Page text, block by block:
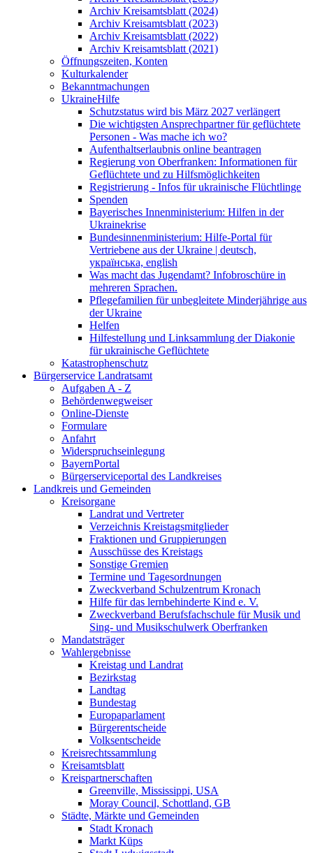
Archiv Kreisamtsblatt (2024)
Archiv Kreisamtsblatt (2023)
Archiv Kreisamtsblatt (2022)
Archiv Kreisamtsblatt (2021)
Öffnungszeiten, Konten
Kulturkalender
Bekanntmachungen
UkraineHilfe
Schutzstatus wird bis März 2027 verlängert
Die wichtigsten Ansprechpartner für geflüchtete
Personen - Was mache ich wo?
Aufenthaltserlaubnis online beantragen
Regierung von Oberfranken: Informationen für
Geflüchtete und zu Hilfsmöglichkeiten
Registrierung - Infos für ukrainische Flüchtlinge
Spenden
Bayerisches Innenministerium: Hilfen in der
Ukrainekrise
Bundesinnenministerium: Hilfe-Portal für
Vertriebene aus der Ukraine | deutsch,
українська, english
Was macht das Jugendamt? Infobroschüre in
mehreren Sprachen.
Pflegefamilien für unbegleitete Minderjährige aus
der Ukraine
Helfen
Hilfestellung und Linksammlung der Diakonie
für ukrainische Geflüchtete
Katastrophenschutz
Bürgerservice Landratsamt
Aufgaben A - Z
Behördenwegweiser
Online-Dienste
Formulare
Anfahrt
Widerspruchseinlegung
BayernPortal
Bürgerserviceportal des Landkreises
Landkreis und Gemeinden
Kreisorgane
Landrat und Vertreter
Verzeichnis Kreistagsmitglieder
Fraktionen und Gruppierungen
Ausschüsse des Kreistags
Sonstige Gremien
Termine und Tagesordnungen
Zweckverband Schulzentrum Kronach
Hilfe für das lernbehinderte Kind e. V.
Zweckverband Berufsfachschule für Musik und
Sing- und Musikschulwerk Oberfranken
Mandatsträger
Wahlergebnisse
Kreistag und Landrat
Bezirkstag
Landtag
Bundestag
Europaparlament
Bürgerentscheide
Volksentscheide
Kreisrechtssammlung
Kreisamtsblatt
Kreispartnerschaften
Greenville, Mississippi, USA
Moray Council, Schottland, GB
Städte, Märkte und Gemeinden
Stadt Kronach
Markt Küps